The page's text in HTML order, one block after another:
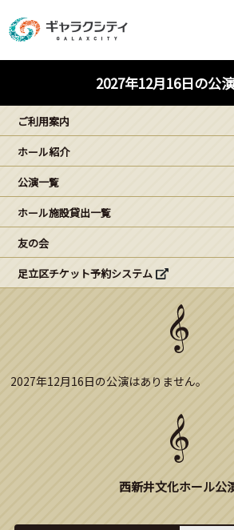
施設案内
西新井
文化ホール
ギャラクシティとは
こどもみーてぃんぐ
Gがくえん
ブランドからのお知らせ
2027年12月16日の公
ご利用案内
ホール紹介
公演一覧
ホール施設貸出一覧
友の会
足立区チケット予約システム
2027年12月16日の公演はありません。
西新井文化ホール公